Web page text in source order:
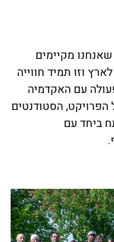
מקיימים
וזו תמיד חווייה
עם האקדמיה
הסטודנטים
ביחד עם